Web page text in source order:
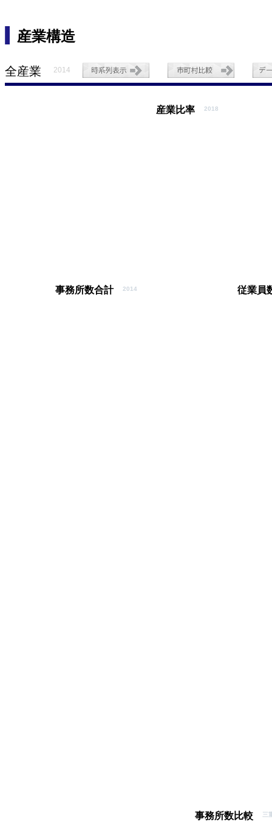
産業構造
全産業 2014
産業比率 2018
事務所数合計 2014 従業員
事務所数比較 三